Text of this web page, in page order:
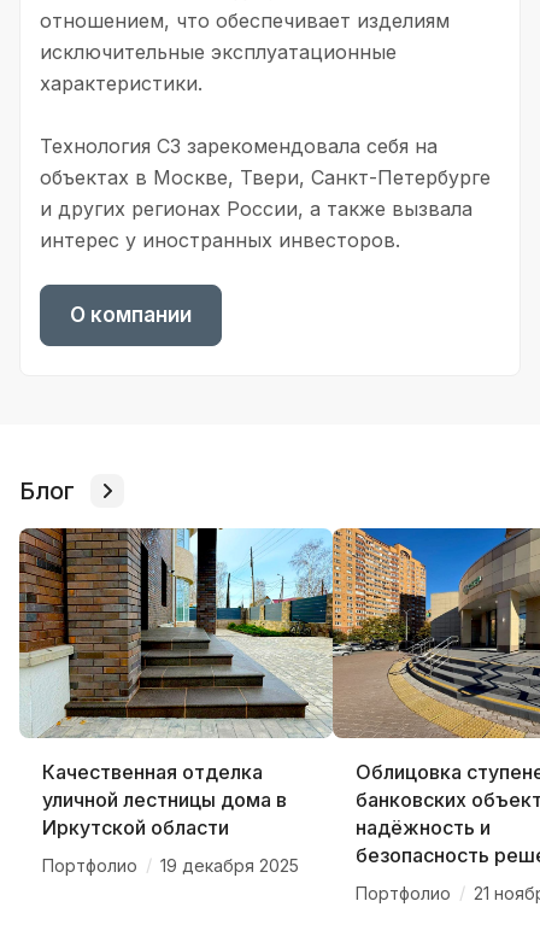
отношением, что обеспечивает изделиям
исключительные эксплуатационные
характеристики.
Технология C3 зарекомендовала себя на
объектах в Москве, Твери, Санкт-Петербурге
и других регионах России, а также вызвала
интерес у иностранных инвесторов.
О компании
Блог
Качественная отделка
уличной лестницы дома в
Иркутской области
Портфолио / 19 декабря 2025
Облицовка
банковских
надёжность и
безопасность
Портфолио / 21